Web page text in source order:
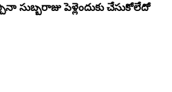
సుబ్బరాజు పెళ్లెందుకు చేసుకోలేదో